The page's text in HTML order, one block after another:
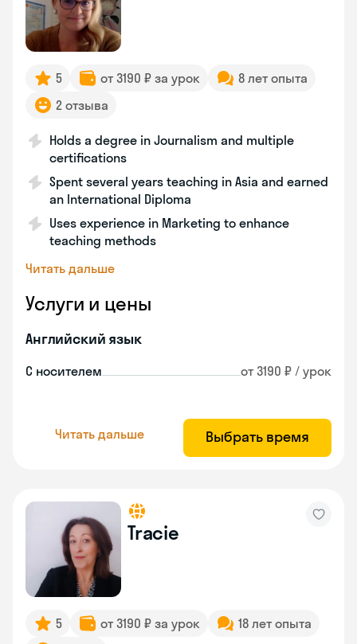
5 от 3190 ₽ за урок
8 лет опыта
2 отзыва
Holds a degree in Journalism and multiple
certifications
Spent several years teaching in Asia and earned
an International Diploma
Uses experience in Marketing to enhance
teaching methods
Читать дальше
Услуги и цены
Английский язык
С носителем от 3190 ₽ / урок
Читать дальше Выбрать время
Tracie
5 от 3190 ₽ за урок
18 лет опыта